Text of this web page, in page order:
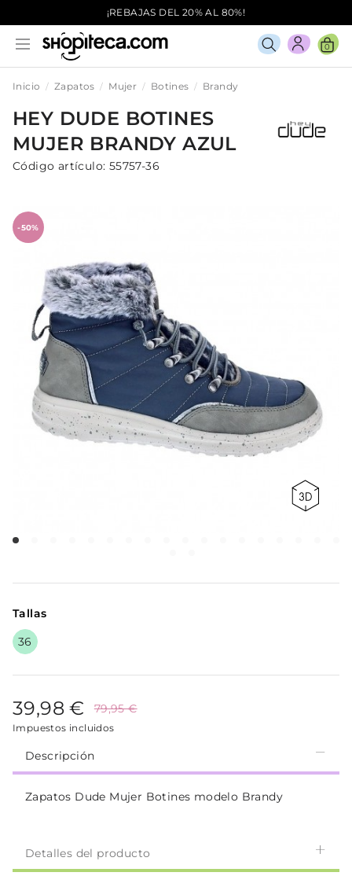
¡REBAJAS DEL 20% AL 80%!
0
Inicio Zapatos Mujer Botines Brandy
HEY DUDE BOTINES
MUJER BRANDYAZUL
Código artículo: 55757-36
-50%
Tallas
36
39,98 € 79,95 €
Impuestos incluidos
Descripción
Zapatos Dude Mujer Botines modelo Brandy
Detalles del producto